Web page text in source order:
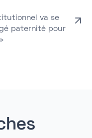
va se
paternité pour